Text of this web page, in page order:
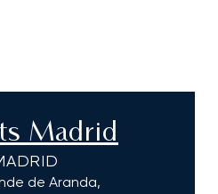
Madrid
de Aranda,